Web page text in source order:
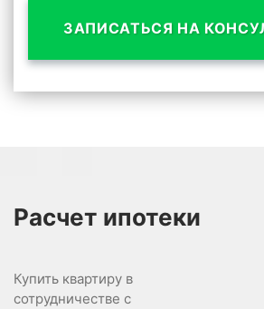
ЗАПИСАТЬСЯ НА
Расчет ипотеки
Купить квартиру в
сотрудничестве с